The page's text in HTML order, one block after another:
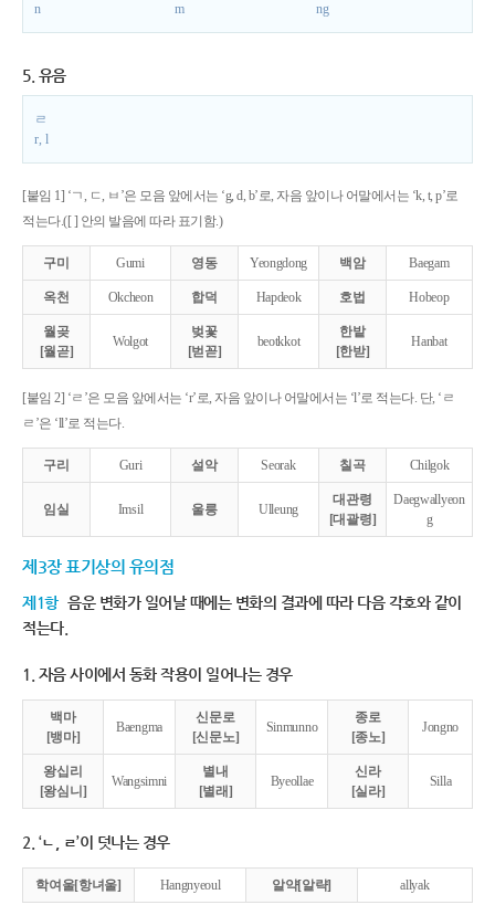
n
m
ng
5. 유음
ㄹ
r, l
[붙임 1] ‘ㄱ, ㄷ, ㅂ’은 모음 앞에서는 ‘g, d, b’로, 자음 앞이나 어말에서는 ‘k, t, p’로
적는다.([ ] 안의 발음에 따라 표기함.)
구미 Gumi 영동 Yeongdong 백암 Baegam
옥천 Okcheon 합덕 Hapdeok 호법 Hobeop
월곶
[월곧]
Wolgot
벚꽃
[벋꼳]
beotkkot
한밭
[한받]
Hanbat
[붙임 2] ‘ㄹ’은 모음 앞에서는 ‘r’로, 자음 앞이나 어말에서는 ‘l’로 적는다. 단, ‘ㄹ
ㄹ’은 ‘ll’로 적는다.
구리 Guri 설악 Seorak 칠곡 Chilgok
임실 Imsil 울릉 Ulleung
대관령
[대괄령]
Daegwallyeon
g
제3장 표기상의 유의점
제1항 음운 변화가 일어날 때에는 변화의 결과에 따라 다음 각호와 같이
적는다.
1. 자음 사이에서 동화 작용이 일어나는 경우
백마
[뱅마]
Baengma
신문로
[신문노]
Sinmunno
종로
[종노]
Jongno
왕십리
[왕심니]
Wangsimni
별내
[별래]
Byeollae
신라
[실라]
Silla
2. ‘ㄴ, ㄹ’이 덧나는 경우
학여울[항녀울] Hangnyeoul 알약[알략] allyak